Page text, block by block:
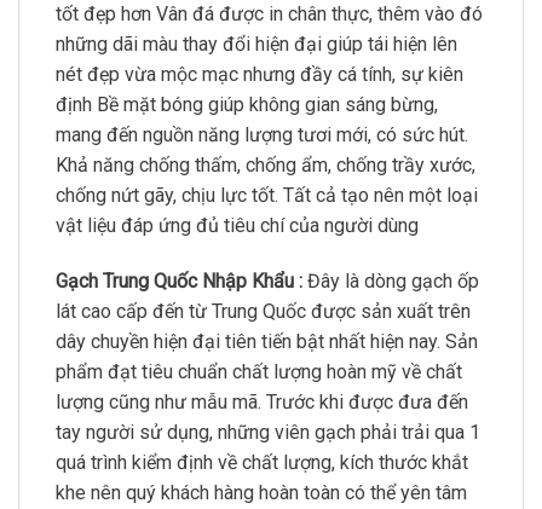
tốt đẹp hơn Vân đá được in chân thực, thêm vào đó
những dãi màu thay đổi hiện đại giúp tái hiện lên
nét đẹp vừa mộc mạc nhưng đầy cá tính, sự kiên
định Bề mặt bóng giúp không gian sáng bừng,
mang đến nguồn năng lượng tươi mới, có sức hút.
Khả năng chống thấm, chống ẩm, chống trầy xước,
chống nứt gãy, chịu lực tốt. Tất cả tạo nên một loại
vật liệu đáp ứng đủ tiêu chí của người dùng
Gạch Trung Quốc Nhập Khẩu : Đây là dòng gạch ốp
lát cao cấp đến từ Trung Quốc được sản xuất trên
dây chuyền hiện đại tiên tiến bật nhất hiện nay. Sản
phẩm đạt tiêu chuẩn chất lượng hoàn mỹ về chất
lượng cũng như mẫu mã. Trước khi được đưa đến
tay người sử dụng, những viên gạch phải trải qua 1
quá trình kiểm định về chất lượng, kích thước khắt
khe nên quý khách hàng hoàn toàn có thể yên tâm